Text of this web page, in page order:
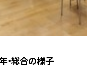
総合の様子